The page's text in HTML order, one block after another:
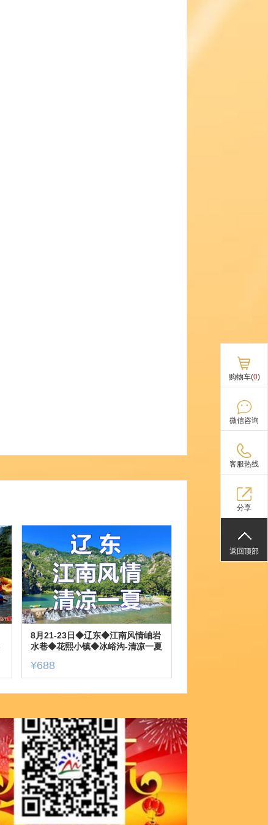
8月21-23日◆辽东◆江南风情岫岩
水巷◆花熙小镇◆冰峪沟-清凉一夏
◆大伙房水库◆三日游
¥688
购物车(0)
微信咨询
客服热线
分享
返回顶部